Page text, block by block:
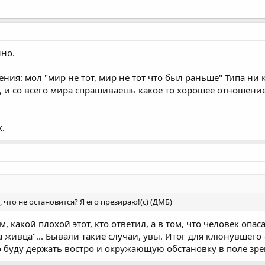
мол "мир не тот, мир не тот что был раньше" Типа ни
со всего мира спрашиваешь какое то хорошее
что не остановится? Я его презираю!(с) (ДМБ)
какой плохой этот, кто ответил, а в том, что человек
живца"... Бывали такие случаи, увы. Итог для
держать востро и окружающую обстановку в поле